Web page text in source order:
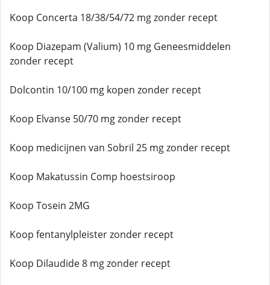
Koop Concerta 18/38/54/72 mg zonder recept
Koop Diazepam (Valium) 10 mg Geneesmiddelen
zonder recept
Dolcontin 10/100 mg kopen zonder recept
Koop Elvanse 50/70 mg zonder recept
Koop medicijnen van Sobril 25 mg zonder recept
Koop Makatussin Comp hoestsiroop
Koop Tosein 2MG
Koop fentanylpleister zonder recept
Koop Dilaudide 8 mg zonder recept